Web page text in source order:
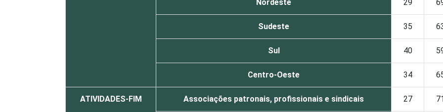
Nordeste 29
Sudeste 35
Sul 40
Centro-Oeste 34
ATIVIDADES-FIM Associações patronais, profissionais e sindicais 27 71